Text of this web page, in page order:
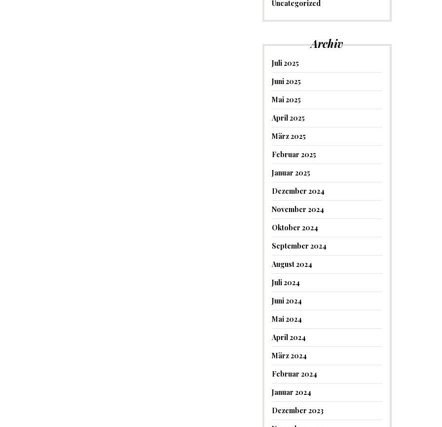
Uncategorized
Archiv
Juli 2025
Juni 2025
Mai 2025
April 2025
März 2025
Februar 2025
Januar 2025
Dezember 2024
November 2024
Oktober 2024
September 2024
August 2024
Juli 2024
Juni 2024
Mai 2024
April 2024
März 2024
Februar 2024
Januar 2024
Dezember 2023